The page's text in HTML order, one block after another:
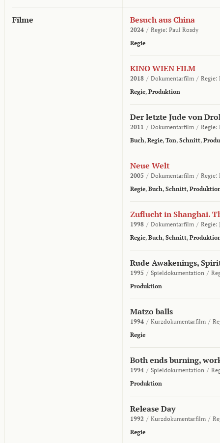
Filme Besuch aus China
2024 / Regie: Paul Rosdy
Regie
KINO WIEN FILM
2018 / Dokumentarfilm / Regie:
Regie, Produktion
Der letzte Jude von
2011 / Dokumentarfilm / Regie:
Buch, Regie, Ton, Schnitt,
Neue Welt
2005 / Dokumentarfilm / Regie:
Regie, Buch, Schnitt,
Zuflucht in Shanghai.
1998 / Dokumentarfilm / Regie:
Regie, Buch, Schnitt,
Rude Awakenings,
1995 / Spieldokumentation /
Produktion
Matzo balls
1994 / Kurzdokumentarfilm /
Regie
Both ends burning,
1994 / Spieldokumentation /
Produktion
Release Day
1992 / Kurzdokumentarfilm /
Regie